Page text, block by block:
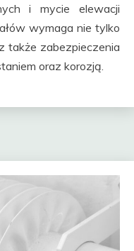
i mycie elewacji
wymaga nie tylko
także zabezpieczenia
oraz korozją.